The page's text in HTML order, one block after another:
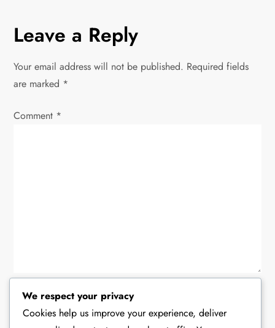
a
i
g
Leave a Reply
Your email address will not be published. Required fields
are marked *
Comment *
Name*
We respect your privacy
Cookies help us improve your experience, deliver